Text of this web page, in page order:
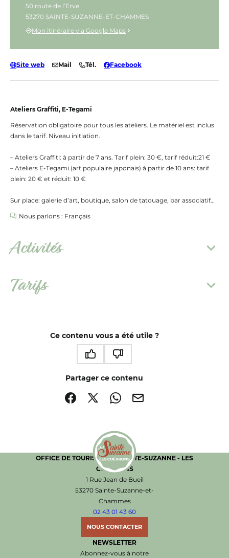
Ateliers Graffiti, E-Tegami
Réservation obligatoire pour tous les ateliers. Le matériel est inclus
dans le tarif. Niveau initiation.
– Ateliers Graffiti: à partir de 7 ans. Tarif plein: 30 €, tarif réduit:21 €
– Ateliers E-Tegami (art populaire japonais) à partir de 10 ans: tarif
plein: 20 € et réduit: 10 €
Sur place: galerie d’art, boutique, salon de tatouage, bar associatif…
Nous parlons : Français
Activités
Tarifs
50 route de l’Erve
53270 SAINTE-SUZANNE-ET-CHAMMES
Mon itinéraire via Google Maps
Site web Mail Tél. Facebook
Ce contenu vous a été utile ?
Partager ce contenu
Partager sur Facebook (nouvelle fenêtre)
Partager sur X / Twitter (nouvelle fenêtre)
Partager sur WhatsApp
Partager par mail
Office de Tourisme de Sainte-Suzanne les
OFFICE DE TOURISME DE SAINTE-SUZANNE - LES
COËVRONS
1 Rue Jean de Bueil
53270 Sainte-Suzanne-et-
Chammes
02 43 01 43 60
NOUS CONTACTER
NEWSLETTER
Abonnez-vous à notre